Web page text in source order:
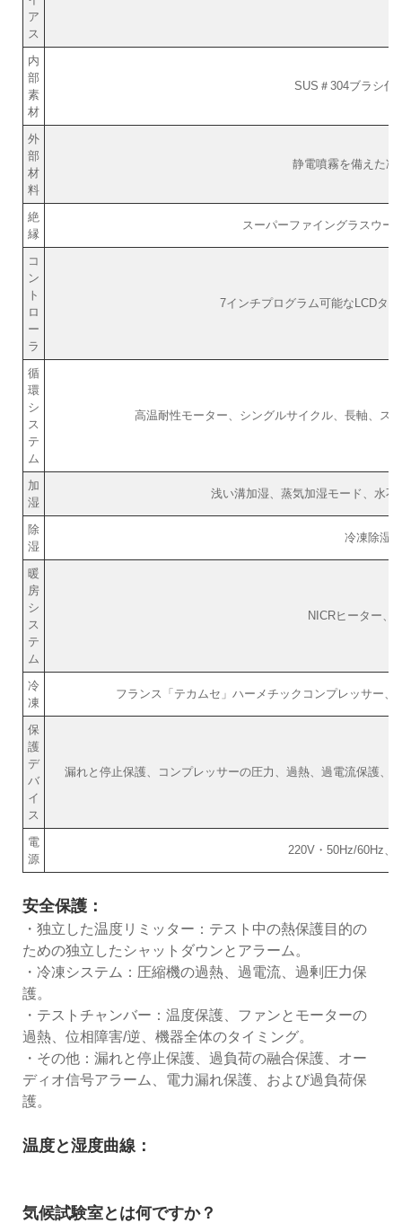
ア
ス
内
部
素
材
SUS＃304ブラシ付
外
部
材
料
静電噴霧を備えた冷
絶
縁
スーパーファイングラスウー
コ
ン
ト
ロ
ー
ラ
7インチプログラム可能なLCDタ
循
環
シ
ス
テ
ム
高温耐性モーター、シングルサイクル、長軸、ス
加
湿
浅い溝加湿、蒸気加湿モード、水
除
湿
冷凍除湿
暖
房
シ
ス
テ
ム
NICRヒーター、
冷
凍
フランス「テカムセ」ハーメチックコンプレッサー
保
護
デ
バ
イ
ス
漏れと停止保護、コンプレッサーの圧力、過熱、過電流保護、
電
源
220V・50Hz/60Hz、
安全保護：
・独立した温度リミッター：テスト中の熱保護目的の
ための独立したシャットダウンとアラーム。
・冷凍システム：圧縮機の過熱、過電流、過剰圧力保
護。
・テストチャンバー：温度保護、ファンとモーターの
過熱、位相障害/逆、機器全体のタイミング。
・その他：漏れと停止保護、過負荷の融合保護、オー
ディオ信号アラーム、電力漏れ保護、および過負荷保
護。
温度と湿度曲線：
気候試験室とは何ですか？